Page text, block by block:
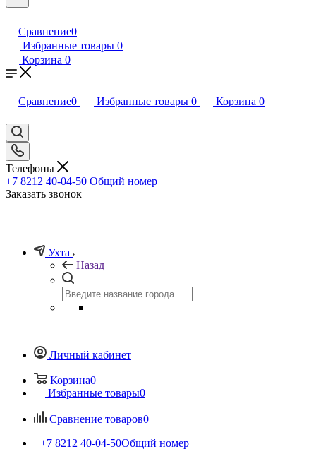
Сравнение0
Избранные товары 0
Корзина 0
Сравнение0 Избранные товары 0 Корзина 0
Телефоны
+7 8212 40-04-50 Общий номер
Заказать звонок
Ухта
Назад
Личный кабинет
Корзина0
Избранные товары0
Сравнение товаров0
+7 8212 40-04-50Общий номер